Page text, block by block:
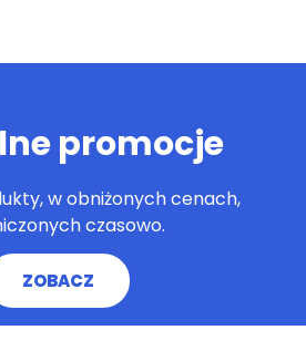
promocje
w obniżonych cenach,
czasowo.
ZOBACZ